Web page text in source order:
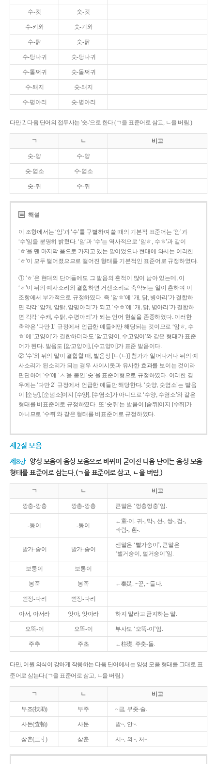
수-컷 숫-것
수-키와 숫-기와
수-탉 숫-닭
수-탕나귀 숫-당나귀
수-톨쩌귀 숫-돌쩌귀
수-퇘지 숫-돼지
수-평아리 숫-병아리
다만 2. 다음 단어의 접두사는 '숫-'으로 한다.(ㄱ을 표준어로 삼고, ㄴ을 버림.)
ㄱ ㄴ 비고
숫-양 수-양
숫-염소 수-염소
숫-쥐 수-쥐
해설
이 조항에서는 ‘암’과 ‘수’를 구별하여 쓸 때의 기본적 표준어는 ‘암’과
‘수’임을 분명히 밝혔다. ‘암’과 ‘수’는 역사적으로 ‘암ㅎ, 수ㅎ’과 같이
‘ㅎ’을 맨 마지막 음으로 가지고 있는 말이었으나 현대에 와서는 이러한
‘ㅎ’이 모두 떨어졌으므로 떨어진 형태를 기본적인 표준어로 규정하였다.
① ‘ㅎ’은 현대의 단어들에도 그 발음의 흔적이 많이 남아 있는데, 이
‘ㅎ’이 뒤의 예사소리와 결합하면 거센소리로 축약되는 일이 흔하여 이
조항에서 부가적으로 규정하였다. 즉 ‘암ㅎ’에 ‘개, 닭, 병아리’가 결합하
면 각각 ‘암캐, 암탉, 암평아리’가 되고 ‘수ㅎ’에 ‘개, 닭, 병아리’가 결합하
면 각각 ‘수캐, 수탉, 수평아리’가 되는 언어 현실을 존중하였다. 이러한
축약은 ‘다만 1’ 규정에서 언급한 예들에만 해당되는 것이므로 ‘암ㅎ, 수
ㅎ’에 ‘고양이’가 결합하더라도 ‘암고양이, 수고양이’와 같은 형태가 표준
어가 된다. 발음도 [암고양이], [수고양이]가 표준 발음이다.
② ‘수’와 뒤의 말이 결합할 때, 발음상 [ㄴ(ㄴ)] 첨가가 일어나거나 뒤의 예
사소리가 된소리가 되는 경우 사이시옷과 유사한 효과를 보이는 것이라
판단하여 ‘수’에 ‘ㅅ’을 붙인 ‘숫’을 표준어형으로 규정하였다. 이러한 경
우에는 ‘다만 2’ 규정에서 언급한 예들만 해당한다. ‘숫양, 숫염소’는 발음
이 [순냥], [순념소]이지 [수양], [수염소]가 아니므로 ‘수양, 수염소’와 같은
형태를 비표준어로 규정하였다. 또 ‘숫쥐’는 발음이 [숟쮜]이지 [수쥐]가
아니므로 ‘수쥐’와 같은 형태를 비표준어로 규정하였다.
제2절 모음
제8항 양성 모음이 음성 모음으로 바뀌어 굳어진 다음 단어는 음성 모음
형태를 표준어로 삼는다.(ㄱ을 표준어로 삼고, ㄴ을 버림.)
ㄱ ㄴ 비고
깡충-깡충 깡총-깡총 큰말은 ‘껑충껑충’임.
-둥이 -동이
←童-이. 귀-, 막-, 선-, 쌍-, 검-,
바람-, 흰-.
발가-숭이 발가-송이
센말은 ‘빨가숭이’, 큰말은
‘벌거숭이, 뻘거숭이’임.
보퉁이 보통이
봉죽 봉족 ←奉足. ~꾼, ~들다.
뻗정-다리 뻗장-다리
아서, 아서라 앗아, 앗아라 하지 말라고 금지하는 말.
오뚝-이 오똑-이 부사도 ‘오뚝-이’임.
주추 주초 ←柱礎. 주춧-돌.
다만, 어원 의식이 강하게 작용하는 다음 단어에서는 양성 모음 형태를 그대로 표
준어로 삼는다.(ㄱ을 표준어로 삼고, ㄴ을 버림.)
ㄱ ㄴ 비고
부조(扶助) 부주 ~금, 부좃-술.
사돈(査頓) 사둔 밭~, 안~.
삼촌(三寸) 삼춘 시~, 외~, 처~.